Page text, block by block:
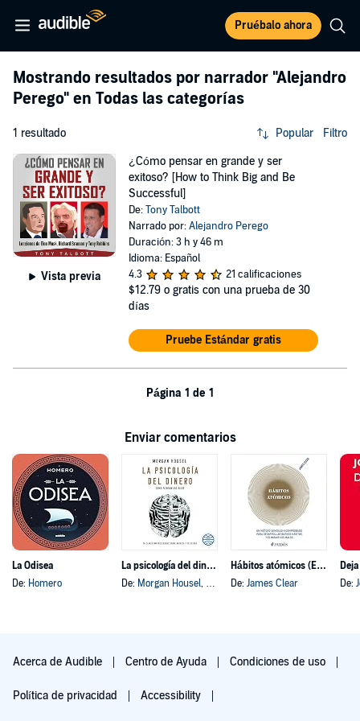
Pruébalo ahora
Mostrando resultados por narrador "Alejandro
Perego" en Todas las categorías
1 resultado Popular Filtro
Vista previa
¿Cómo pensar en grande y ser
exitoso? [How to Think Big and Be
Successful]
De:Tony Talbott
Narrado por:Alejandro Perego
Duración: 3 h y 46 m
Idioma: Español
4.3
21 calificaciones
$12.79 o gratis con una prueba de 30
días
Pruebe Estándar gratis
Página 1 de 1
Enviar comentarios
La Odisea
De: Homero
La psicología del dinero
De: Morgan Housel, y otros
Hábitos atómicos (Español neutro)
De: James Clear
De:
Acerca de Audible Centro de Ayuda Condiciones de uso
Política de privacidad Accessibility